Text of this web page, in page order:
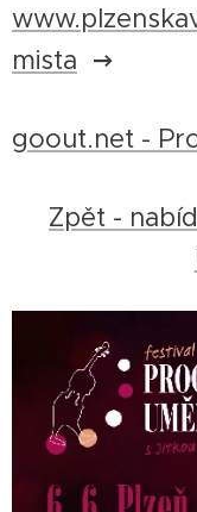
mista
goout.net -
Zpět -